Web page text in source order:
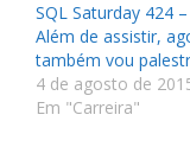
SQL Saturday 424 –
Além de assistir,
também vou
4 de agosto de
Em "Carreira"